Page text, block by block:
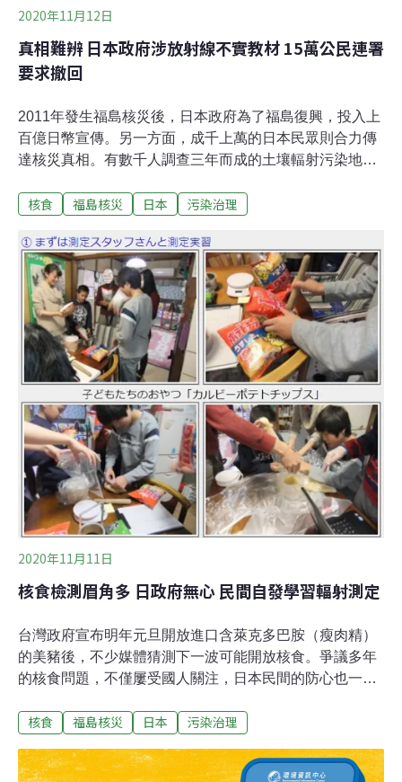
2020年11月12日
真相難辨 日本政府涉放射線不實教材 15萬公民連署
要求撤回
2011年發生福島核災後，日本政府為了福島復興，投入上
百億日幣宣傳。另一方面，成千上萬的日本民眾則合力傳
達核災真相。有數千人調查三年而成的土壤輻射污染地
懷台灣，連年向台灣民眾傳達核災真相的熱心災民。經
年來的合力調查，與1700人的集資，日本民間自力出版了
「圖說17都縣 放射能測定地圖」，詳述土壤輻射污染的嚴
重程度。在日本政府努力宣傳福島可以住人的同時，該書
揭露了連東京都都有污染程度排行前十名嚴重的輻射熱
點，若比照車諾比核災，居民應該擁有移住的權利（補
貼）。上市後，成為日本亞馬遜書店能源類書籍的銷售冠
軍。被稱為「深入瞭解輻射污染的必讀之書」 。
核食 福島核災 日本 污染治理
2020年11月11日
核食檢測眉角多 日政府無心 民間自發學習輻射測定
台灣政府宣布明年元旦開放進口含萊克多巴胺（瘦肉精）
的美豬後，不少媒體猜測下一波可能開放核食。爭議多年
的核食問題，不僅屢受國人關注，日本民間的防心也一直
致農作、食材食物遭受污染。儘管日本中央政府持續檢
自行前往民間的輻射測定所檢測，為自身的食安把關。為
核食 福島核災 日本 污染治理